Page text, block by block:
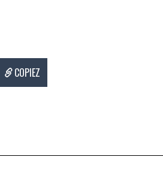
COPIEZ